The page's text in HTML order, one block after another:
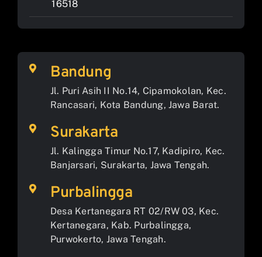
16518
Bandung
Jl. Puri Asih II No.14, Cipamokolan, Kec.
Rancasari, Kota Bandung, Jawa Barat.
Surakarta
Jl. Kalingga Timur No.17, Kadipiro, Kec.
Banjarsari, Surakarta, Jawa Tengah.
Purbalingga
Desa Kertanegara RT 02/RW 03, Kec.
Kertanegara, Kab. Purbalingga,
Purwokerto, Jawa Tengah.